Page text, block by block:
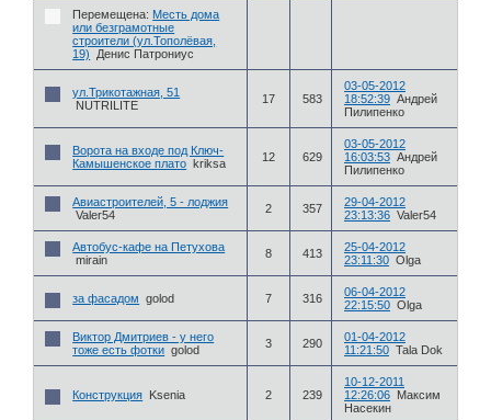
Перемещена: Месть дома
или безграмотные
строители (ул.Тополёвая,
19)
Денис Патрониус
ул.Трикотажная, 51
NUTRILITE
17 583
03-05-2012
18:52:39 Андрей
Пилипенко
Ворота на входе под Ключ-
Камышенское плато kriksa 12 629
03-05-2012
16:03:53 Андрей
Пилипенко
Авиастроителей, 5 - лоджия
Valer54
2 357
29-04-2012
23:13:36 Valer54
Автобус-кафе на Петухова
mirain
8 413
25-04-2012
23:11:30 Olga
за фасадом golod 7 316
06-04-2012
22:15:50 Olga
Виктор Дмитриев - у него
тоже есть фотки golod 3 290
01-04-2012
11:21:50 Tala Dok
Конструкция Ksenia 2 239
10-12-2011
12:26:06 Максим
Насекин